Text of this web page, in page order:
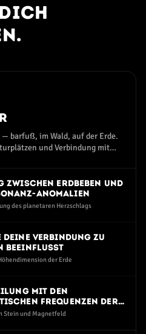
barfuß, im Wald, auf der Erde.
und Verbindung mit
zwischen Erdbeben und
Anomalien
des planetaren Herzschlags
deine Verbindung zu
beeinflusst
der Erde
mit den
Frequenzen der
ist
Stein und Magnetfeld